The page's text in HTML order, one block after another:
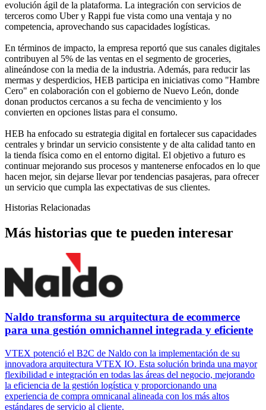
evolución ágil de la plataforma. La integración con servicios de
terceros como Uber y Rappi fue vista como una ventaja y no
competencia, aprovechando sus capacidades logísticas.
En términos de impacto, la empresa reportó que sus canales digitales
contribuyen al 5% de las ventas en el segmento de groceries,
alineándose con la media de la industria. Además, para reducir las
mermas y desperdicios, HEB participa en iniciativas como "Hambre
Cero" en colaboración con el gobierno de Nuevo León, donde
donan productos cercanos a su fecha de vencimiento y los
convierten en opciones listas para el consumo.
HEB ha enfocado su estrategia digital en fortalecer sus capacidades
centrales y brindar un servicio consistente y de alta calidad tanto en
la tienda física como en el entorno digital. El objetivo a futuro es
continuar mejorando sus procesos y mantenerse enfocados en lo que
hacen mejor, sin dejarse llevar por tendencias pasajeras, para ofrecer
un servicio que cumpla las expectativas de sus clientes.
Historias Relacionadas
Más historias que te pueden interesar
Naldo transforma su arquitectura de ecommerce
para una gestión omnichannel integrada y eficiente
VTEX potenció el B2C de Naldo con la implementación de su
innovadora arquitectura VTEX IO. Esta solución brinda una mayor
flexibilidad e integración en todas las áreas del negocio, mejorando
la eficiencia de la gestión logística y proporcionando una
experiencia de compra omnicanal alineada con los más altos
estándares de servicio al cliente.